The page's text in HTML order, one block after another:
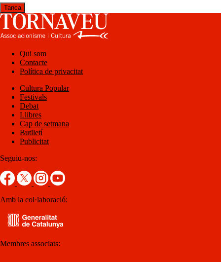
Tanca
Qui som
Contacte
Política de privacitat
Cultura Popular
Festivals
Debat
Llibres
Cap de setmana
Butlletí
Publicitat
Seguiu-nos:
Amb la col·laboració:
Membres associats: